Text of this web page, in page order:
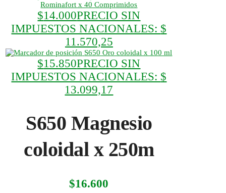
Rominafort x 40 Comprimidos
$14.000PRECIO SIN
IMPUESTOS NACIONALES: $
11.570,25
S650 Oro coloidal x 100 ml
$15.850PRECIO SIN
IMPUESTOS NACIONALES: $
13.099,17
S650 Magnesio
coloidal x 250m
$16.600